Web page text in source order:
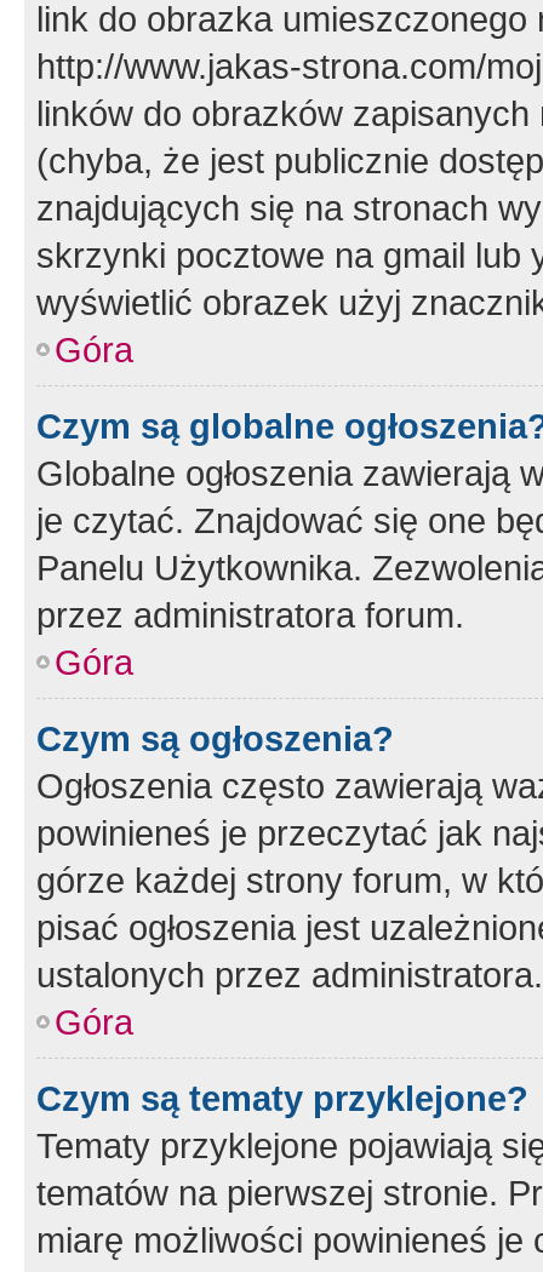
link do obrazka
http://www.jakas-strona.com/
linków do obrazków
(chyba, że jest publicznie
znajdujących się na stronach
skrzynki pocztowe na gmail lub
wyświetlić obrazek użyj
Góra
Czym są globalne
Globalne ogłoszenia zawierają
je czytać. Znajdować się one
Panelu Użytkownika.
przez administratora forum.
Góra
Czym są ogłoszenia?
Ogłoszenia często zawierają
powinieneś je przeczytać jak
górze każdej strony forum, w
pisać ogłoszenia jest
ustalonych przez administratora.
Góra
Czym są tematy przyklejone?
Tematy przyklejone pojawiają
tematów na pierwszej stronie.
miarę możliwości powinieneś je